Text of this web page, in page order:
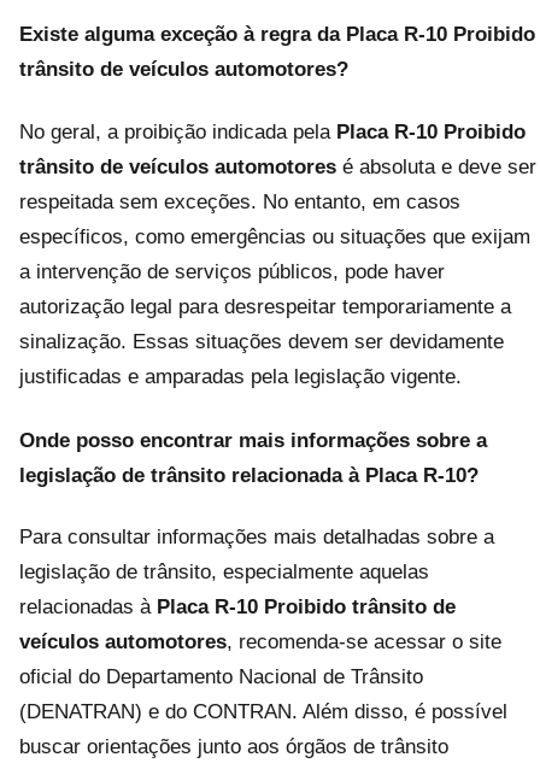
Existe alguma exceção à regra da Placa R-10 Proibido
trânsito de veículos automotores?
No geral, a proibição indicada pela Placa R-10 Proibido
trânsito de veículos automotores é absoluta e deve ser
respeitada sem exceções. No entanto, em casos
específicos, como emergências ou situações que exijam
a intervenção de serviços públicos, pode haver
autorização legal para desrespeitar temporariamente a
sinalização. Essas situações devem ser devidamente
justificadas e amparadas pela legislação vigente.
Onde posso encontrar mais informações sobre a
legislação de trânsito relacionada à Placa R-10?
Para consultar informações mais detalhadas sobre a
legislação de trânsito, especialmente aquelas
relacionadas à Placa R-10 Proibido trânsito de
veículos automotores, recomenda-se acessar o site
oficial do Departamento Nacional de Trânsito
(DENATRAN) e do CONTRAN. Além disso, é possível
buscar orientações junto aos órgãos de trânsito